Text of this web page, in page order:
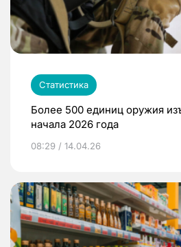
Статистика
Более 500 единиц оружия
начала 2026 года
08:29 / 14.04.26